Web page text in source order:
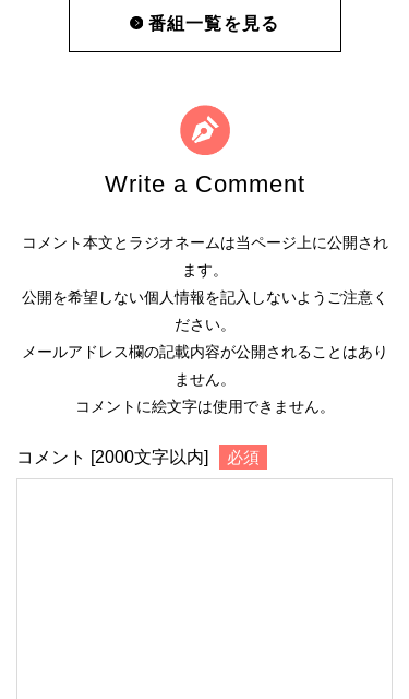
番組一覧を見る
Write a Comment
コメント本文とラジオネームは当ページ上に公開され
ます。
公開を希望しない個人情報を記入しないようご注意く
ださい。
メールアドレス欄の記載内容が公開されることはあり
ません。
コメントに絵文字は使用できません。
コメント [2000文字以内] 必須